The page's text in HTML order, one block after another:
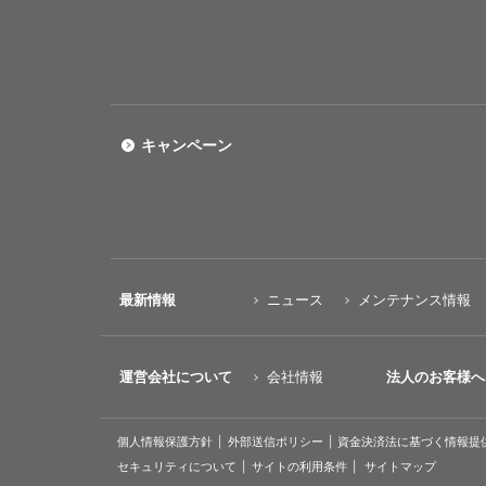
キャンペーン
最新情報 ニュース メンテナンス情報
運営会社について 会社情報 法人のお客様へ
個人情報保護方針 外部送信ポリシー 資金決済法に基づく情報提
セキュリティについて
サイトの利用条件 サイトマップ